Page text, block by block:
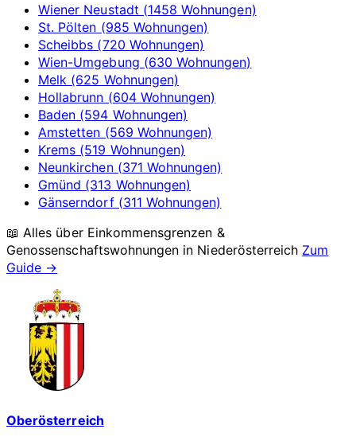
Wiener Neustadt (1458 Wohnungen)
St. Pölten (985 Wohnungen)
Scheibbs (720 Wohnungen)
Wien-Umgebung (630 Wohnungen)
Melk (625 Wohnungen)
Hollabrunn (604 Wohnungen)
Baden (594 Wohnungen)
Amstetten (569 Wohnungen)
Krems (519 Wohnungen)
Neunkirchen (371 Wohnungen)
Gmünd (313 Wohnungen)
Gänserndorf (311 Wohnungen)
📖 Alles über Einkommensgrenzen &
Genossenschaftswohnungen in Niederösterreich Zum
Guide →
Oberösterreich